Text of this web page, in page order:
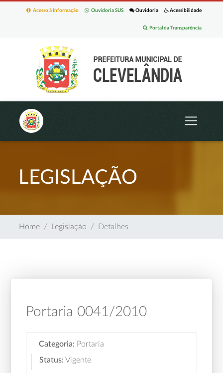
Acessibilidade
Ouvidoria
Ouvidoria SUS
Acesso à Informação
Portal da Transparência
LEGISLAÇÃO
Home Legislação Detalhes
Portaria 0041/2010
Categoria: Portaria
Status: Vigente